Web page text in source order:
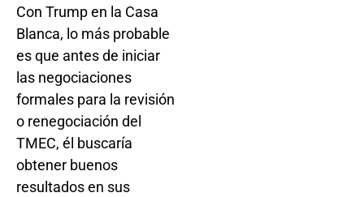
Con Trump en la Casa
Blanca, lo más probable
es que antes de iniciar
las negociaciones
formales para la revisión
o renegociación del
TMEC, él buscaría
obtener buenos
resultados en sus